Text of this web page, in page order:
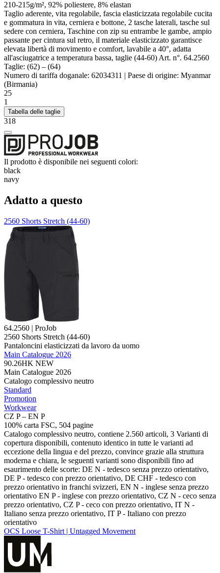
210-215g/m², 92% poliestere, 8% elastan
Taglio aderente, vita regolabile, fascia elasticizzata regolabile cucita
e gommatura in vita, cerniera e bottone, 2 tasche laterali, tasche sul
sedere con cerniera, Taschine con zip su entrambe le gambe, ampio
passante per cintura sul retro, il materiale elasticizzato garantisce
elevata libertà di movimento e comfort, lavabile a 40°, adatta
all'asciugatrice a temperatura bassa, taglie (44-60) Art. n°. 64.2560
Taglie: (62) – (64)
Numero di tariffa doganale: 62034311 | Paese di origine: Myanmar
(Birmania)
25
1
Tabella delle taglie
318
Il prodotto è disponibile nei seguenti colori:
black
navy
Adatto a questo
2560 Shorts Stretch (44-60)
64.2560 | ProJob
2560 Shorts Stretch (44-60)
Pantaloncini elasticizzati da lavoro da uomo
Main Catalogue 2026
90.26HK NEW
Main Catalogue 2026
Catalogo complessivo neutro
Standard
Promotion
Workwear
CZ P – EN P
100% carta FSC, 504 pagine
Catalogo complessivo neutro, contiene 2.560 articoli, 3 Varianti di
copertura disponibili, contenuto identico in tutte le varianti ad
eccezione della lingua e del prezzo, convince grazie alla struttura
moderna e chiara, le seguenti varianti sono disponibili fino ad
esaurimento delle scorte: DE N - tedesco senza prezzo orientativo,
DE P - tedesco con prezzo orientativo, DE CHF - tedesco con
prezzo orientativo in franchi svizzeri, EN N - inglese senza prezzo
orientativo EN P - inglese con prezzo orientativo, CZ N - ceco senza
prezzo orientativo, CZ P - ceco con prezzo orientativo, IT N -
Italiano senza prezzo orientativo, IT P - Italiano con prezzo
orientativo
OCS Loose T-Shirt | Untagged Movement